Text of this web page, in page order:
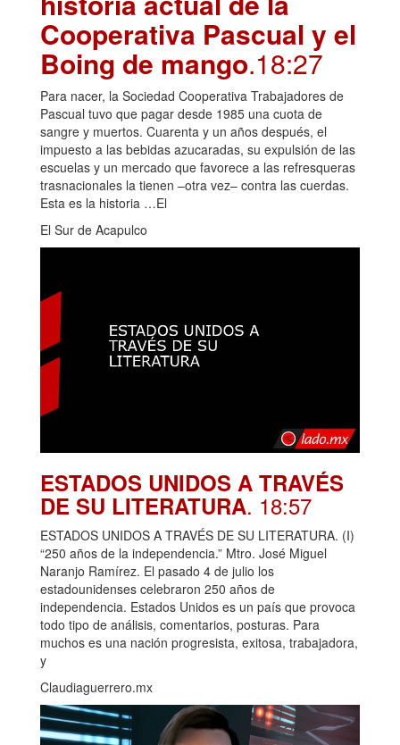
Cooperativa Pascual y el
Boing de mango.18:27
Para nacer, la Sociedad Cooperativa Trabajadores de
Pascual tuvo que pagar desde 1985 una cuota de
sangre y muertos. Cuarenta y un años después, el
impuesto a las bebidas azucaradas, su expulsión de las
escuelas y un mercado que favorece a las refresqueras
trasnacionales la tienen –otra vez– contra las cuerdas.
Esta es la historia …El
El Sur de Acapulco
ESTADOS UNIDOS A TRAVÉS
DE SU LITERATURA. 18:57
ESTADOS UNIDOS A TRAVÉS DE SU LITERATURA. (I)
“250 años de la independencia.” Mtro. José Miguel
Naranjo Ramírez. El pasado 4 de julio los
estadounidenses celebraron 250 años de
independencia. Estados Unidos es un país que provoca
todo tipo de análisis, comentarios, posturas. Para
muchos es una nación progresista, exitosa, trabajadora,
y
Claudiaguerrero.mx